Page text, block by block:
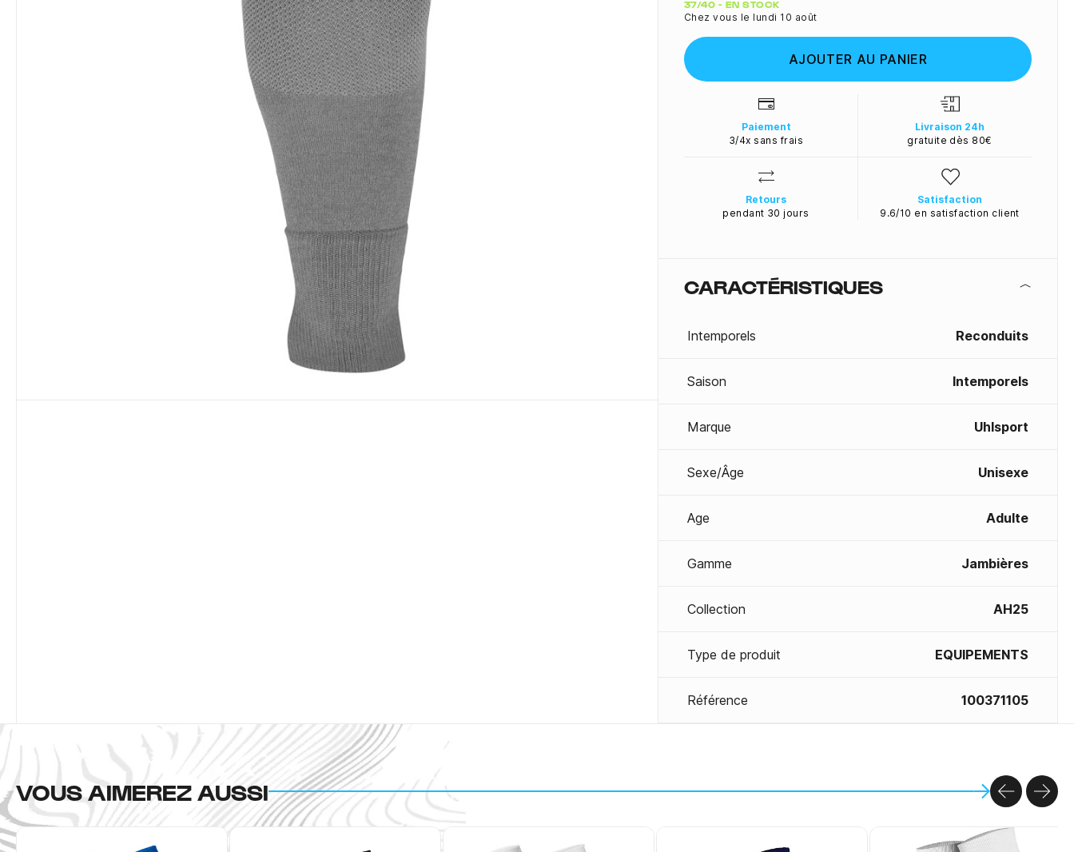
Quantité
37/40 - EN STOCK
Chez vous le lundi 10 août
AJOUTER AU PANIER
Paiement
3/4x sans frais
Livraison 24h
gratuite dès 80€
Retours
pendant 30 jours
Satisfaction
9.6/10 en satisfaction client
CARACTÉRISTIQUES
Intemporels Reconduits
Saison Intemporels
Marque Uhlsport
Sexe/Âge Unisexe
Age Adulte
Gamme Jambières
Collection AH25
Type de produit EQUIPEMENTS
Référence 100371105
VOUS AIMEREZ AUSSI